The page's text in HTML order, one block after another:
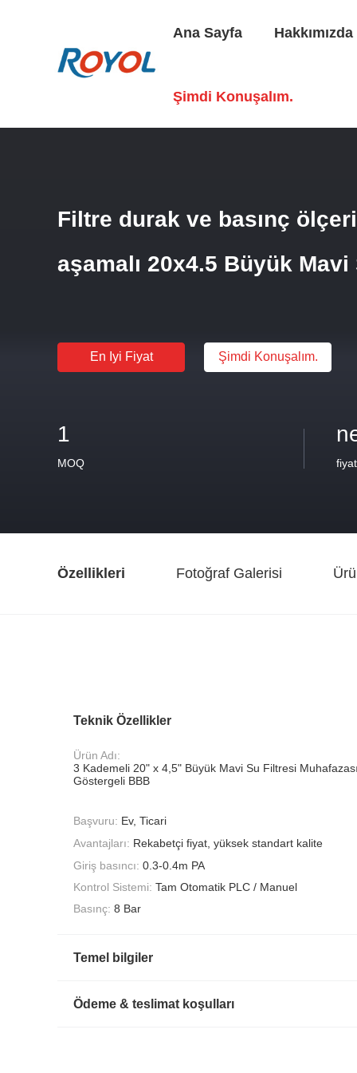
Ana Sayfa Hakkımızda
Şimdi Konuşalım.
Filtre durak ve basınç
aşamalı 20x4.5 Büyük
En Iyi Fiyat Şimdi Konuşalım.
1
MOQ fiyat
Özellikleri Fotoğraf Galerisi
Teknik Özellikler
Ürün Adı:
3 Kademeli 20" x 4,5" Büyük Mavi Su Filtresi
Göstergeli BBB
Başvuru: Ev, Ticari
Avantajları: Rekabetçi fiyat, yüksek standart kalite
Giriş basıncı: 0.3-0.4m PA
Kontrol Sistemi: Tam Otomatik PLC / Manuel
Basınç: 8 Bar
Temel bilgiler
Ödeme & teslimat koşulları